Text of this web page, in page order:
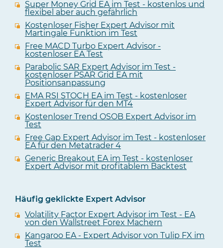
Super Money Grid EA im Test - kostenlos und
flexibel aber auch gefährlich
Kostenloser Fisher Expert Advisor mit
Martingale Funktion im Test
Free MACD Turbo Expert Advisor -
kostenloser EA Test
Parabolic SAR Expert Advisor im Test -
kostenloser PSAR Grid EA mit
Positionsanpassung
EMA RSI STOCH EA im Test - kostenloser
Expert Advisor für den MT4
Kostenloser Trend OSOB Expert Advisor im
Test
Free Gap Expert Advisor im Test - kostenloser
EA für den Metatrader 4
Generic Breakout EA im Test - kostenloser
Expert Advisor mit profitablem Backtest
Häufig geklickte Expert Advisor
Volatility Factor Expert Advisor im Test - EA
von den Wallstreet Forex Machern
Kangaroo EA - Expert Advisor von Tulip FX im
Test